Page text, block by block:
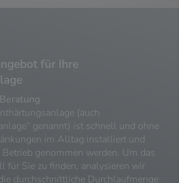
für Ihre
(auch
genannt) ist schnell und ohne
im Alltag installiert und
genommen werden. Um das
für Sie zu finden, analysieren wir
durchschnittliche Durchlaufmenge